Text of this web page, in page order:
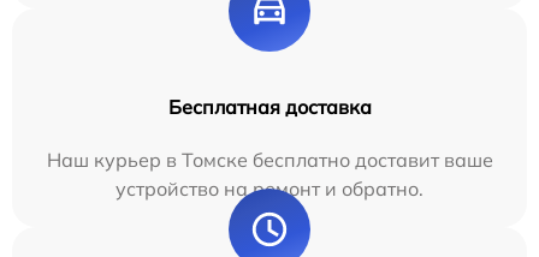
Бесплатная доставка
Наш курьер в Томске бесплатно доставит ваше
устройство на ремонт и обратно.